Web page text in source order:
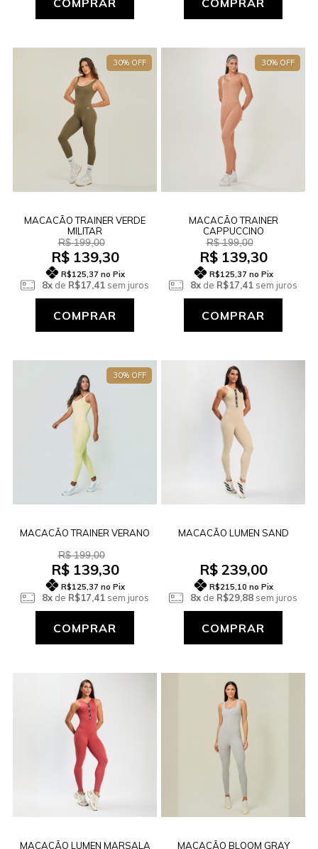
30% OFF
MACACÃO TRAINER VERDE
MILITAR
R$ 199,00
R$ 139,30
R$125,37 no Pix
8xde R$17,41sem juros
COMPRAR
30% OFF
MACACÃO TRAINER
CAPPUCCINO
R$ 199,00
R$ 139,30
R$125,37 no Pix
8xde R$17,41sem juros
COMPRAR
30% OFF
MACACÃO TRAINER VERANO
R$ 199,00
R$ 139,30
R$125,37 no Pix
8xde R$17,41sem juros
COMPRAR
MACACÃO LUMEN SAND
R$ 239,00
R$215,10 no Pix
8xde R$29,88sem juros
COMPRAR
MACACÃO LUMEN MARSALA MACACÃO BLOOM GRAY